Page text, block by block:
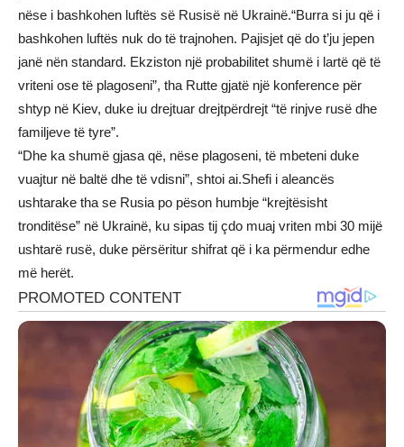
nëse i bashkohen luftës së Rusisë në Ukrainë.“Burra si ju që i
bashkohen luftës nuk do të trajnohen. Pajisjet që do t’ju jepen
janë nën standard. Ekziston një probabilitet shumë i lartë që të
vriteni ose të plagoseni”, tha Rutte gjatë një konference për
shtyp në Kiev, duke iu drejtuar drejtpërdrejt “të rinjve rusë dhe
familjeve të tyre”.
“Dhe ka shumë gjasa që, nëse plagoseni, të mbeteni duke
vuajtur në baltë dhe të vdisni”, shtoi ai.Shefi i aleancës
ushtarake tha se Rusia po pëson humbje “krejtësisht
tronditëse” në Ukrainë, ku sipas tij çdo muaj vriten mbi 30 mijë
ushtarë rusë, duke përsëritur shifrat që i ka përmendur edhe
më herët.